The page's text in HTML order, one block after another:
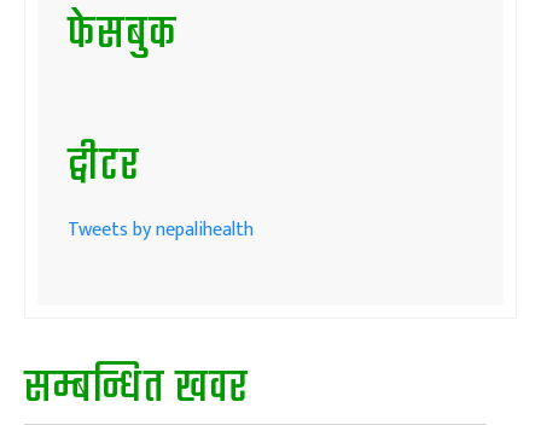
फेसबुक
ट्वीटर
Tweets by nepalihealth
सम्बन्धित खवर